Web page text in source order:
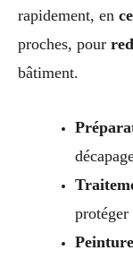
rapidement, en
proches, pour
bâtiment.
protéger